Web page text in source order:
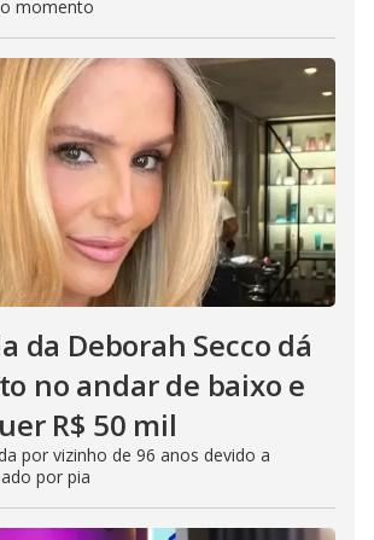
momento
da Deborah Secco dá
no andar de baixo e
R$ 50 mil
por vizinho de 96 anos devido a
por pia